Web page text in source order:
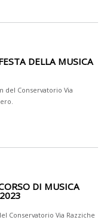
DELLA MUSICA
del Conservatorio Via
DI MUSICA
Conservatorio Via Razziche